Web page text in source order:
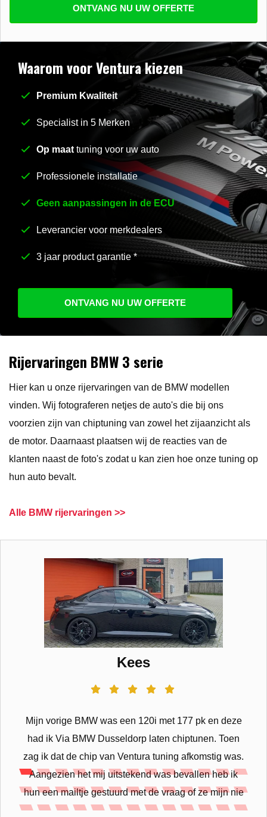
Stel uw vraag*
ONTVANG NU UW OFFERTE
Rijervaringen BMW 3 serie
Hier kan u onze rijervaringen van de BMW modellen
vinden. Wij fotograferen netjes de auto's die bij ons
voorzien zijn van chiptuning van zowel het zijaanzicht als
de motor. Daarnaast plaatsen wij de reacties van de
klanten naast de foto's zodat u kan zien hoe onze tuning op
hun auto bevalt.
Alle BMW rijervaringen >>
Waarom voor Ventura kiezen
Premium Kwaliteit
Specialist in 5 Merken
Op maat tuning voor uw auto
Professionele installatie
Geen aanpassingen in de ECU
Leverancier voor merkdealers
3 jaar product garantie *
ONTVANG NU UW OFFERTE
Kees
Mijn vorige BMW was een 120i met 177 pk en deze
had ik Via BMW Dusseldorp laten chiptunen. Toen
zag ik dat de chip van Ventura tuning afkomstig was.
Aangezien het mij uitstekend was bevallen heb ik
hun een mailtje gestuurd met de vraag of ze mijn nie